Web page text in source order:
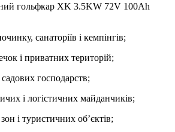
гольфкар XK 3.5KW 72V 100Ah
санаторіїв і кемпінгів;
і приватних територій;
господарств;
і логістичних майданчиків;
і туристичних об’єктів;